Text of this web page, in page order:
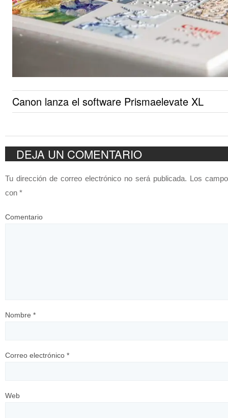
Canon lanza el software Prismaelevate XL
DEJA UN COMENTARIO
Tu dirección de correo electrónico no será publicada. Los
con *
Comentario
Nombre *
Correo electrónico *
Web